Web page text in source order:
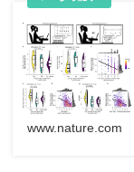
www.nature.com